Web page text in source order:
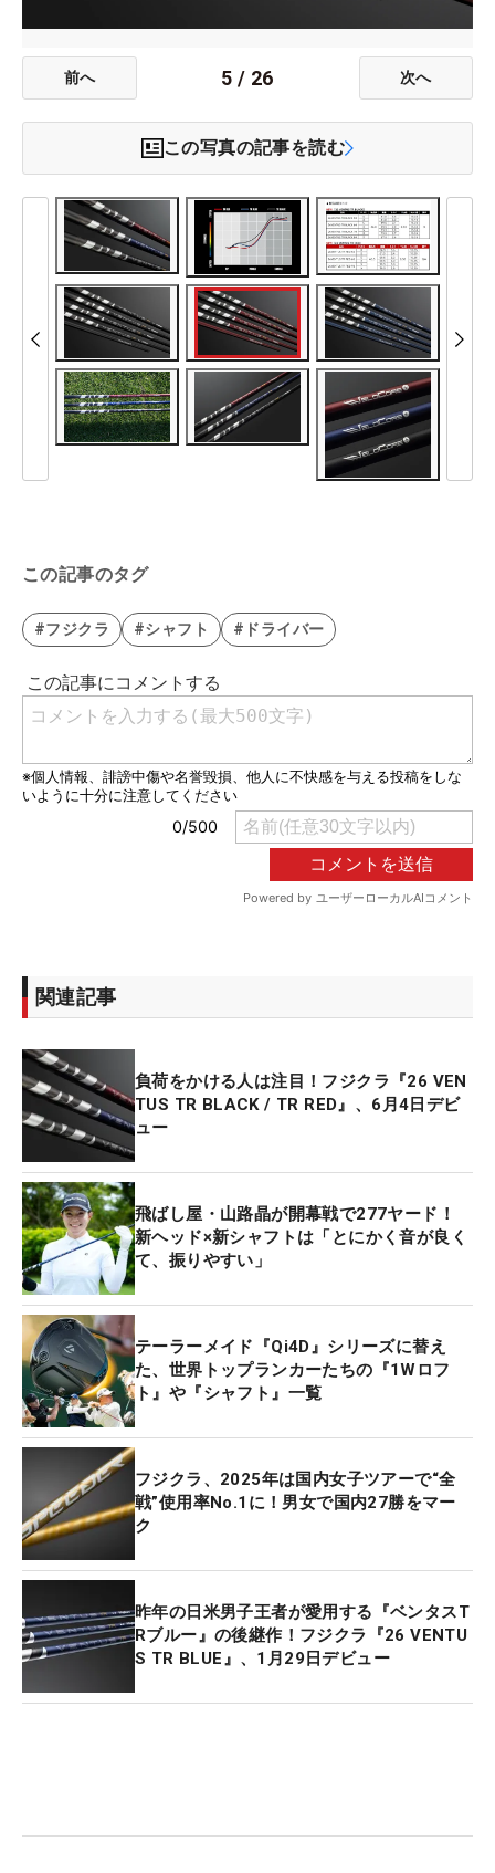
前へ 5 / 26 次へ
この写真の記事を読む
この記事のタグ
#フジクラ #シャフト #ドライバー
関連記事
負荷をかける人は注目！フジクラ『26 VEN
TUS TR BLACK / TR RED』、6月4日デビ
ュー
飛ばし屋・山路晶が開幕戦で277ヤード！
新ヘッド×新シャフトは「とにかく音が良く
て、振りやすい」
テーラーメイド『Qi4D』シリーズに替え
た、世界トップランカーたちの『1Wロフ
ト』や『シャフト』一覧
フジクラ、2025年は国内女子ツアーで“全
戦”使用率No.1に！男女で国内27勝をマー
ク
昨年の日米男子王者が愛用する『ベンタスT
Rブルー』の後継作！フジクラ『26 VENTU
S TR BLUE』、1月29日デビュー